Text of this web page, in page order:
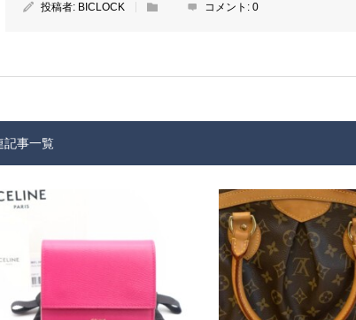
投稿者: BICLOCK コメント: 0
記事一覧